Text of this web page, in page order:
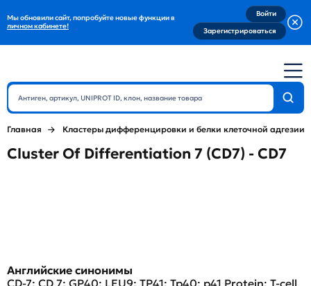
Мы обновили сайт, попробуйте новые функции в
личном кабинете!
Войти
Зарегистрироваться
Главная Кластеры дифференцировки и белки клеточной адгезии
Cluster Of Differentiation 7 (CD7) - CD7
Английские синонимы